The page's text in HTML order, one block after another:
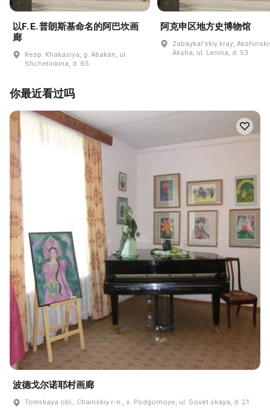
以F. E. 普朗斯基命名的阿巴坎画
廊
Resp. Khakasiya, g. Abakan, ul.
Shchetinkina, d. 65
阿克申区地方史博物馆
Zabaykalʹskiy kray,
Aksha, ul. Lenina, d. 53
你最近看过吗
波德戈尔诺耶村画廊
Tomskaya obl., Chainskiy r-n., s. Podgornoye, ul. Sovet·skaya, d. 21